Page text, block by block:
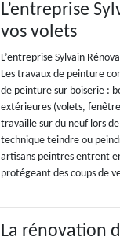
L’entreprise
vos volets
L’entreprise Sylvain
Les travaux de peinture
de peinture sur boiserie :
extérieures (volets,
travaille sur du neuf lors
technique teindre ou
artisans peintres entrent
protégeant des coups de
La rénovation